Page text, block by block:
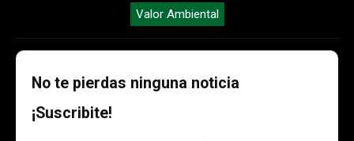
Valor Ambiental
No te pierdas ninguna noticia
¡Suscribite!